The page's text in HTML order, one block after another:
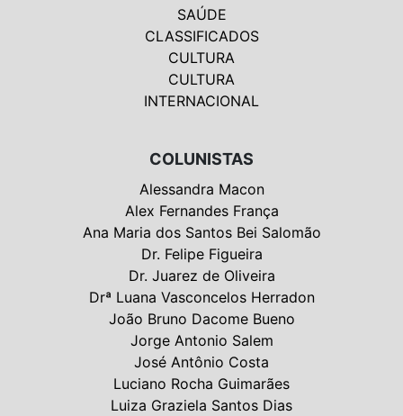
SAÚDE
CLASSIFICADOS
CULTURA
CULTURA
INTERNACIONAL
COLUNISTAS
Alessandra Macon
Alex Fernandes França
Ana Maria dos Santos Bei Salomão
Dr. Felipe Figueira
Dr. Juarez de Oliveira
Drª Luana Vasconcelos Herradon
João Bruno Dacome Bueno
Jorge Antonio Salem
José Antônio Costa
Luciano Rocha Guimarães
Luiza Graziela Santos Dias